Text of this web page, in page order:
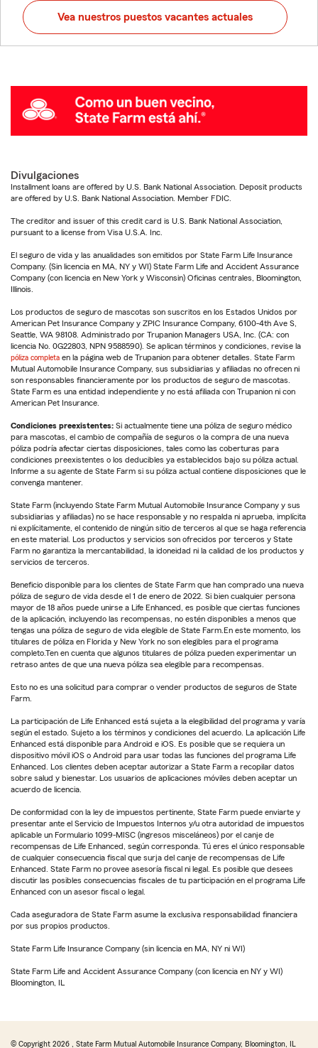
Vea nuestros puestos vacantes actuales
Divulgaciones
Installment loans are offered by U.S. Bank National Association. Deposit products
are offered by U.S. Bank National Association. Member FDIC.
The creditor and issuer of this credit card is U.S. Bank National Association,
pursuant to a license from Visa U.S.A. Inc.
El seguro de vida y las anualidades son emitidos por State Farm Life Insurance
Company. (Sin licencia en MA, NY y WI) State Farm Life and Accident Assurance
Company (con licencia en New York y Wisconsin) Oficinas centrales, Bloomington,
Illinois.
Los productos de seguro de mascotas son suscritos en los Estados Unidos por
American Pet Insurance Company y ZPIC Insurance Company, 6100-4th Ave S,
Seattle, WA 98108. Administrado por Trupanion Managers USA, Inc. (CA: con
licencia No. 0G22803, NPN 9588590). Se aplican términos y condiciones, revise la
póliza completa en la página web de Trupanion para obtener detalles. State Farm
Mutual Automobile Insurance Company, sus subsidiarias y afiliadas no ofrecen ni
son responsables financieramente por los productos de seguro de mascotas.
State Farm es una entidad independiente y no está afiliada con Trupanion ni con
American Pet Insurance.
Condiciones preexistentes: Si actualmente tiene una póliza de seguro médico
para mascotas, el cambio de compañía de seguros o la compra de una nueva
póliza podría afectar ciertas disposiciones, tales como las coberturas para
condiciones preexistentes o los deducibles ya establecidos bajo su póliza actual.
Informe a su agente de State Farm si su póliza actual contiene disposiciones que le
convenga mantener.
State Farm (incluyendo State Farm Mutual Automobile Insurance Company y sus
subsidiarias y afiliadas) no se hace responsable y no respalda ni aprueba, implícita
ni explícitamente, el contenido de ningún sitio de terceros al que se haga referencia
en este material. Los productos y servicios son ofrecidos por terceros y State
Farm no garantiza la mercantabilidad, la idoneidad ni la calidad de los productos y
servicios de terceros.
Beneficio disponible para los clientes de State Farm que han comprado una nueva
póliza de seguro de vida desde el 1 de enero de 2022. Si bien cualquier persona
mayor de 18 años puede unirse a Life Enhanced, es posible que ciertas funciones
de la aplicación, incluyendo las recompensas, no estén disponibles a menos que
tengas una póliza de seguro de vida elegible de State Farm.En este momento, los
titulares de póliza en Florida y New York no son elegibles para el programa
completo.Ten en cuenta que algunos titulares de póliza pueden experimentar un
retraso antes de que una nueva póliza sea elegible para recompensas.
Esto no es una solicitud para comprar o vender productos de seguros de State
Farm.
La participación de Life Enhanced está sujeta a la elegibilidad del programa y varía
según el estado. Sujeto a los términos y condiciones del acuerdo. La aplicación Life
Enhanced está disponible para Android e iOS. Es posible que se requiera un
dispositivo móvil iOS o Android para usar todas las funciones del programa Life
Enhanced. Los clientes deben aceptar autorizar a State Farm a recopilar datos
sobre salud y bienestar. Los usuarios de aplicaciones móviles deben aceptar un
acuerdo de licencia.
De conformidad con la ley de impuestos pertinente, State Farm puede enviarte y
presentar ante el Servicio de Impuestos Internos y/u otra autoridad de impuestos
aplicable un Formulario 1099-MISC (ingresos misceláneos) por el canje de
recompensas de Life Enhanced, según corresponda. Tú eres el único responsable
de cualquier consecuencia fiscal que surja del canje de recompensas de Life
Enhanced. State Farm no provee asesoría fiscal ni legal. Es posible que desees
discutir las posibles consecuencias fiscales de tu participación en el programa Life
Enhanced con un asesor fiscal o legal.
Cada aseguradora de State Farm asume la exclusiva responsabilidad financiera
por sus propios productos.
State Farm Life Insurance Company (sin licencia en MA, NY ni WI)
State Farm Life and Accident Assurance Company (con licencia en NY y WI)
Bloomington, IL
© Copyright 2026 , State Farm Mutual Automobile Insurance Company, Bloomington, IL